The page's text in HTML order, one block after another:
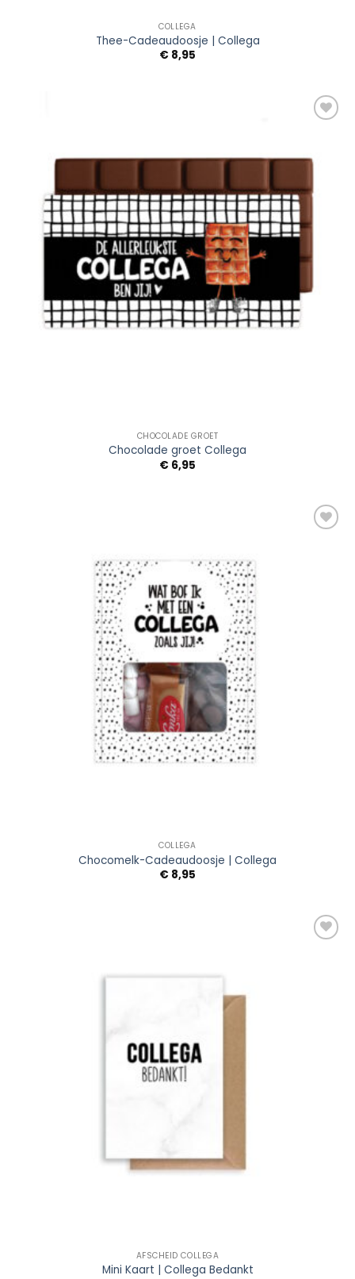
COLLEGA
Thee-Cadeaudoosje | Collega
€ 8,95
CHOCOLADE GROET
Chocolade groet Collega
€ 6,95
COLLEGA
Chocomelk-Cadeaudoosje | Collega
€ 8,95
AFSCHEID COLLEGA
Mini Kaart | Collega Bedankt